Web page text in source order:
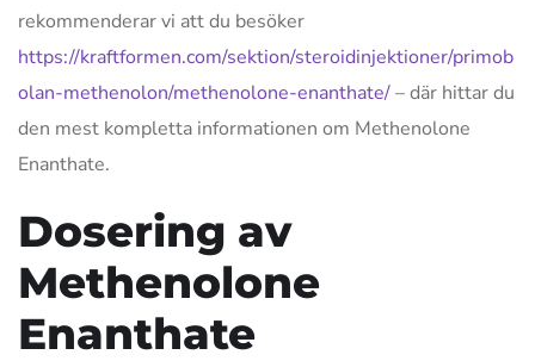
rekommenderar vi att du besöker
https://kraftformen.com/sektion/steroidinjektioner/primob
olan-methenolon/methenolone-enanthate/– där hittar du
den mest kompletta informationen om Methenolone
Enanthate.
Dosering av
Methenolone
Enanthate